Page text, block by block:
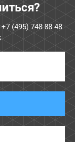
+7 (495) 748 88 48